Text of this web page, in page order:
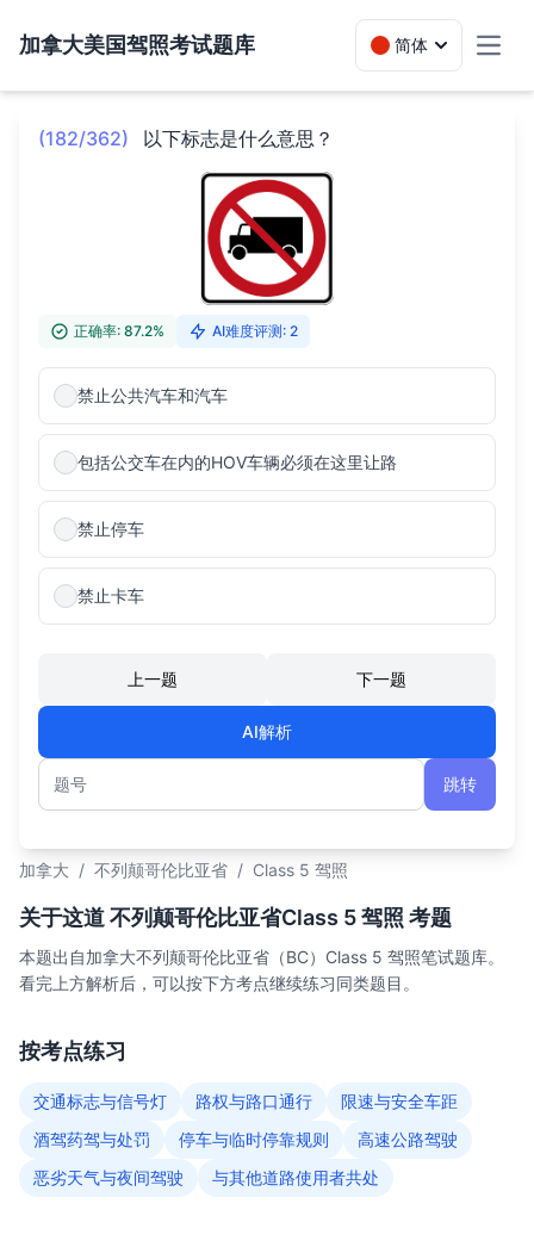
加拿大美国驾照考试题库 简体
(182/362) 以下标志是什么意思？
正确率: 87.2% AI难度评测: 2
禁止公共汽车和汽车
包括公交车在内的HOV车辆必须在这里让路
禁止停车
禁止卡车
上一题 下一题
AI解析
题号
跳转
加拿大 / 不列颠哥伦比亚省 / Class 5 驾照
关于这道 不列颠哥伦比亚省Class 5 驾照 考题
本题出自加拿大不列颠哥伦比亚省（BC）Class 5 驾照笔试题库。
看完上方解析后，可以按下方考点继续练习同类题目。
按考点练习
交通标志与信号灯 路权与路口通行
限速与安全车距
酒驾药驾与处罚
停车与临时停靠规则
高速公路驾驶
恶劣天气与夜间驾驶
与其他道路使用者共处